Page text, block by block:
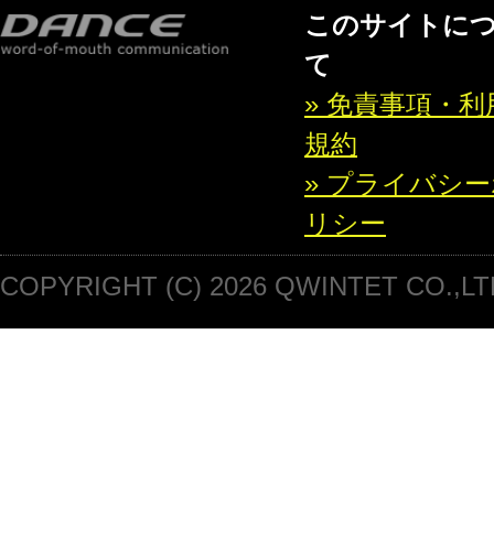
このサイトに
て
» 免責事項・利
規約
» プライバシ
リシー
COPYRIGHT (C) 2026 QWINTET